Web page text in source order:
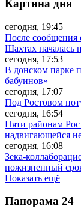
Картина дня
сегодня, 19:45
После сообщения
Шахтах началась
сегодня, 17:53
В донском парке
бабуинов»
сегодня, 17:07
Под Ростовом
сегодня, 16:54
Пяти районам
надвигающейся
сегодня, 16:08
Зека-
пожизненный
Показать ещё
Панорама 24